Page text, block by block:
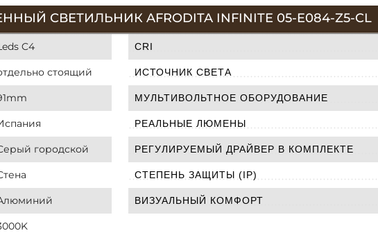
СВЕТИЛЬНИК AFRODITA INFINITE 05-E084-Z5-CL
C4
стоящий
городской
CRI
ИСТОЧНИК СВЕТА
МУЛЬТИВОЛЬТНОЕ ОБОРУДОВАНИЕ
РЕАЛЬНЫЕ ЛЮМЕНЫ
РЕГУЛИРУЕМЫЙ ДРАЙВЕР В КОМПЛЕКТЕ
СТЕПЕНЬ ЗАЩИТЫ (IP)
ВИЗУАЛЬНЫЙ КОМФОРТ